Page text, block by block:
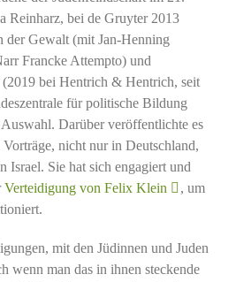
Reinharz, bei de Gruyter 2013
der Gewalt (mit Jan-Henning
Francke Attempto) und
(2019 bei Hentrich & Hentrich, seit
für politische Bildung
Darüber veröffentlichte es
nicht nur in Deutschland,
Israel. Sie hat sich engagiert und
Verteidigung von Felix Klein
, um
mit den Jüdinnen und Juden
wenn man das in ihnen steckende